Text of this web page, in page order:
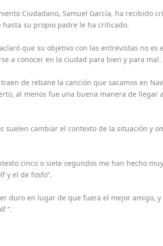
Ciudadano, Samuel García, ha recibido
su propio padre le ha criticado.
que su objetivo con las entrevistas no es
a conocer en la ciudad para bien y para mal.
de rebane la canción que sacamos en
al menos fue una buena manera de llegar
suelen cambiar el contexto de la situación y
cinco o siete segundos me han hecho
y el de fosfo”.
duro en lugar de que fuera el mejor amigo, y
“.